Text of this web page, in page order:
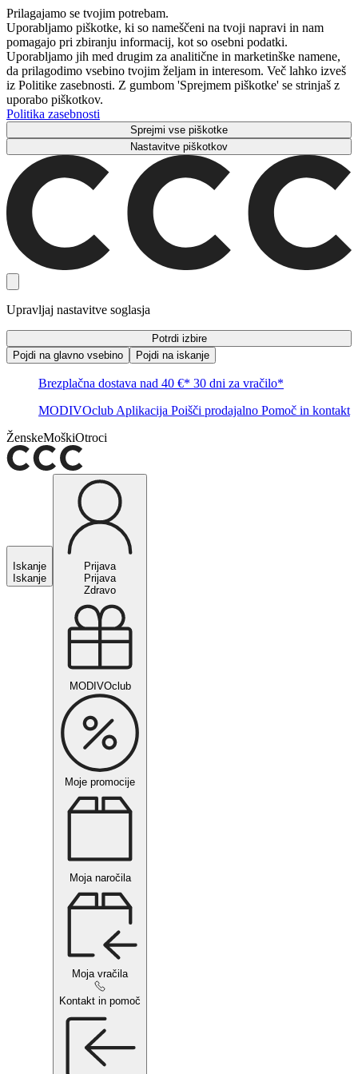
Prilagajamo se tvojim potrebam.
Uporabljamo piškotke, ki so nameščeni na tvoji napravi in ​​nam
pomagajo pri zbiranju informacij, kot so osebni podatki.
Uporabljamo jih med drugim za analitične in marketinške namene,
da prilagodimo vsebino tvojim željam in interesom. Več lahko izveš
iz Politike zasebnosti. Z gumbom 'Sprejmem piškotke' se strinjaš z
uporabo piškotkov.
Politika zasebnosti
Sprejmi vse piškotke
Nastavitve piškotkov
Upravljaj nastavitve soglasja
Potrdi izbire
Pojdi na glavno vsebino
Pojdi na iskanje
Brezplačna dostava nad 40 €* 30 dni za vračilo*
MODIVOclub Aplikacija Poišči prodajalno Pomoč in kontakt
ŽenskeMoškiOtroci
Iskanje
Iskanje
Prijava
Prijava
Zdravo
MODIVOclub
Moje promocije
Moja naročila
Moja vračila
Kontakt in pomoč